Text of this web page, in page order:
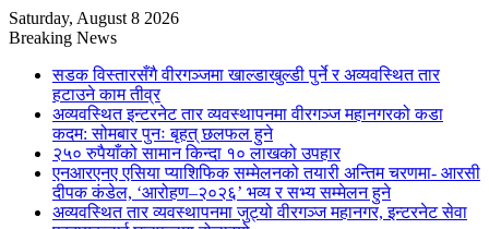
Saturday, August 8 2026
Breaking News
सडक विस्तारसँगै वीरगञ्जमा खाल्डाखुल्डी पुर्ने र अव्यवस्थित तार
हटाउने काम तीव्र
अव्यवस्थित इन्टरनेट तार व्यवस्थापनमा वीरगञ्ज महानगरको कडा
कदम: सोमबार पुनः बृहत् छलफल हुने
२५० रुपैयाँको सामान किन्दा १० लाखको उपहार
एनआरएनए एसिया प्याशिफिक सम्मेलनको तयारी अन्तिम चरणमा- आरसी
दीपक कंडेल, ‘आरोहण–२०२६’ भव्य र सभ्य सम्मेलन हुने
अव्यवस्थित तार व्यवस्थापनमा जुट्यो वीरगञ्ज महानगर, इन्टरनेट सेवा